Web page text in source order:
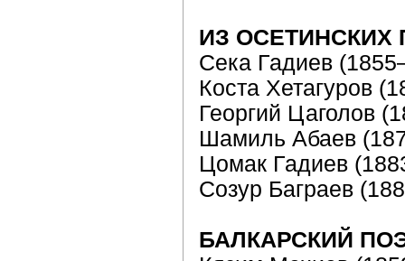
ИЗ ОСЕТИНСКИХ
Сека Гадиев
Коста Хетагуров
Георгий Цаголов
Шамиль Абаев
Цомак Гадиев
Созур Баграев
БАЛКАРСКИЙ